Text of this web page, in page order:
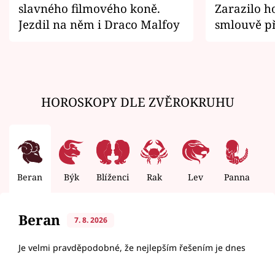
slavného filmového koně.
Jezdil na něm i Draco Malfoy
Zarazilo
smlouvě
HOROSKOPY DLE ZVĚROKRUHU
Beran Býk Blíženci Rak Lev Panna
Beran 7. 8. 2026
Je velmi pravděpodobné, že nejlepším řešením je dnes